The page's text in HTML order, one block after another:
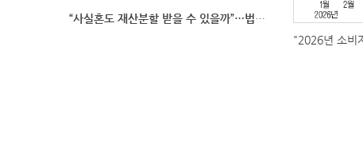
“사실혼도 재산분할 받을 수 있을까”…법원이 살펴보는
"2026년 소비